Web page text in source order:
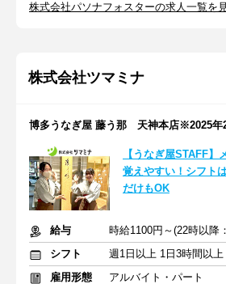
株式会社パソナフォスターの求人一覧を
株式会社ツマミナ
博多うなぎ屋 藤う那 天神本店※2025年2
【うなぎ屋STAFF】
覚えやすい！シフト
だけもOK
給与
シフト
雇用形態
アルバイト・パート